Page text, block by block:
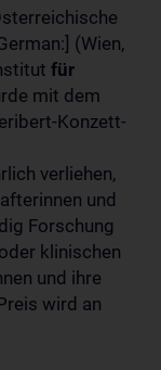
(Wien,
für
mit dem
Konzett-
verliehen,
und
Forschung
klinischen
und ihre
wird an